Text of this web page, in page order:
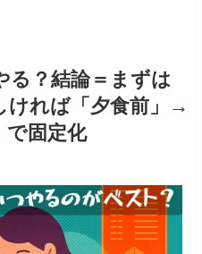
る？結論＝まずは
ければ「夕食前」→
で固定化